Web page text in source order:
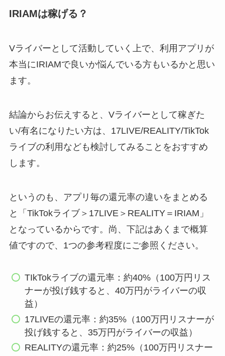
IRIAMは稼げる？
Vライバーとして活動していく上で、利用アプリが
本当にIRIAMで良いか悩んでいる方もいるかと思い
ます。
結論からお伝えすると、Vライバーとして稼ぎた
い/有名になりたい方は、17LIVE/REALITY/TikTok
ライブの利用なども検討してみることをおすすめ
します。
というのも、アプリ毎の還元率の違いをまとめる
と「TikTokライブ＞17LIVE＞REALITY＝IRIAM」
となっているからです。尚、下記はあくまで概算
値ですので、1つの参考程度にご参照ください。
TIkTokライブの還元率：約40%（100万円リス
ナーが投げ銭すると、40万円がライバーの収
益）
17LIVEの還元率：約35%（100万円リスナーが
投げ銭すると、35万円がライバーの収益）
REALITYの還元率：約25%（100万円リスナー